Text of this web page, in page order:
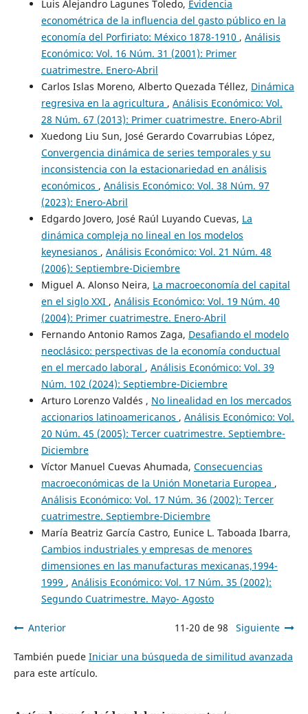
Luis Alejandro Lagunes Toledo, Evidencia
econométrica de la influencia del gasto público en la
economía del Porfiriato: México 1878-1910 , Análisis
Económico: Vol. 16 Núm. 31 (2001): Primer
cuatrimestre. Enero-Abril
Carlos Islas Moreno, Alberto Quezada Téllez, Dinámica
regresiva en la agricultura , Análisis Económico: Vol.
28 Núm. 67 (2013): Primer cuatrimestre. Enero-Abril
Xuedong Liu Sun, José Gerardo Covarrubias López,
Convergencia dinámica de series temporales y su
inconsistencia con la estacionariedad en análisis
económicos , Análisis Económico: Vol. 38 Núm. 97
(2023): Enero-Abril
Edgardo Jovero, José Raúl Luyando Cuevas, La
dinámica compleja no lineal en los modelos
keynesianos , Análisis Económico: Vol. 21 Núm. 48
(2006): Septiembre-Diciembre
Miguel A. Alonso Neira, La macroeconomía del capital
en el siglo XXI , Análisis Económico: Vol. 19 Núm. 40
(2004): Primer cuatrimestre. Enero-Abril
Fernando Antonio Ramos Zaga, Desafiando el modelo
neoclásico: perspectivas de la economía conductual
en el mercado laboral , Análisis Económico: Vol. 39
Núm. 102 (2024): Septiembre-Diciembre
Arturo Lorenzo Valdés , No linealidad en los mercados
accionarios latinoamericanos , Análisis Económico: Vol.
20 Núm. 45 (2005): Tercer cuatrimestre. Septiembre-
Diciembre
Víctor Manuel Cuevas Ahumada, Consecuencias
macroeconómicas de la Unión Monetaria Europea ,
Análisis Económico: Vol. 17 Núm. 36 (2002): Tercer
cuatrimestre. Septiembre-Diciembre
María Beatriz García Castro, Eunice L. Taboada Ibarra,
Cambios industriales y empresas de menores
dimensiones en las manufacturas mexicanas,1994-
1999 , Análisis Económico: Vol. 17 Núm. 35 (2002):
Segundo Cuatrimestre. Mayo- Agosto
Anterior 11-20 de 98 Siguiente
También puede Iniciar una búsqueda de similitud avanzada
para este artículo.